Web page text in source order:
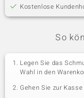
Kostenlose
So
Legen Sie das
Wahl in den
Gehen Sie zur